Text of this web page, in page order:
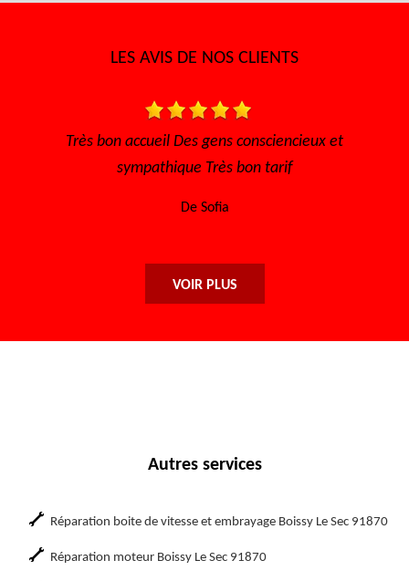
LES AVIS DE NOS CLIENTS
et
Très bon accueil, rapide pour avoir un
l'écoute Disponible, sérieux et
VOIR PLUS
Autres services
Réparation boite de vitesse et embrayage Boissy Le Sec 91870
Réparation moteur Boissy Le Sec 91870